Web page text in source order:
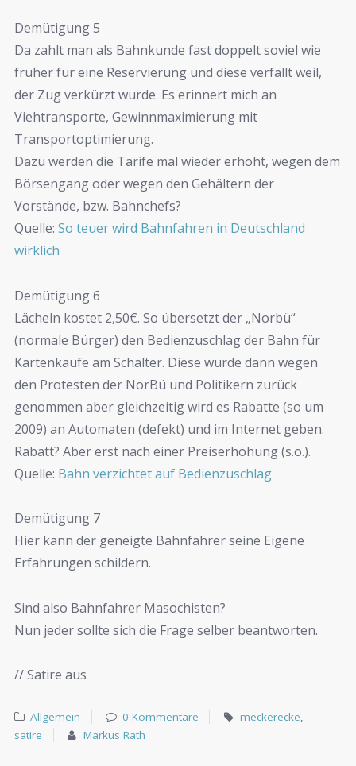
Demütigung 5
Da zahlt man als Bahnkunde fast doppelt soviel wie
früher für eine Reservierung und diese verfällt weil,
der Zug verkürzt wurde. Es erinnert mich an
Viehtransporte, Gewinnmaximierung mit
Transportoptimierung.
Dazu werden die Tarife mal wieder erhöht, wegen dem
Börsengang oder wegen den Gehältern der
Vorstände, bzw. Bahnchefs?
Quelle: So teuer wird Bahnfahren in Deutschland
wirklich
Demütigung 6
Lächeln kostet 2,50€. So übersetzt der „Norbü“
(normale Bürger) den Bedienzuschlag der Bahn für
Kartenkäufe am Schalter. Diese wurde dann wegen
den Protesten der NorBü und Politikern zurück
genommen aber gleichzeitig wird es Rabatte (so um
2009) an Automaten (defekt) und im Internet geben.
Rabatt? Aber erst nach einer Preiserhöhung (s.o.).
Quelle: Bahn verzichtet auf Bedienzuschlag
Demütigung 7
Hier kann der geneigte Bahnfahrer seine Eigene
Erfahrungen schildern.
Sind also Bahnfahrer Masochisten?
Nun jeder sollte sich die Frage selber beantworten.
// Satire aus
Allgemein 0 Kommentare meckerecke,
satire
Markus Rath